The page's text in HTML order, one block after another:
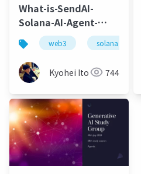
What-is-SendAI-
Solana-AI-Agent-
Hands-on-for-EVM-
Engineers
web3 solana
Kyohei Ito 744